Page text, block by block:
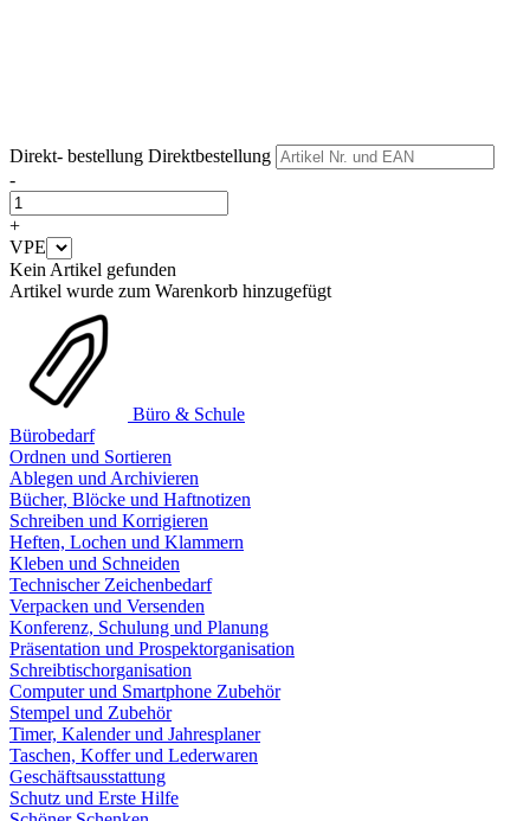
Direkt- bestellung Direktbestellung
-
+
VPE
Kein Artikel gefunden
Artikel wurde zum Warenkorb hinzugefügt
Büro & Schule
Bürobedarf
Ordnen und Sortieren
Ablegen und Archivieren
Bücher, Blöcke und Haftnotizen
Schreiben und Korrigieren
Heften, Lochen und Klammern
Kleben und Schneiden
Technischer Zeichenbedarf
Verpacken und Versenden
Konferenz, Schulung und Planung
Präsentation und Prospektorganisation
Schreibtischorganisation
Computer und Smartphone Zubehör
Stempel und Zubehör
Timer, Kalender und Jahresplaner
Taschen, Koffer und Lederwaren
Geschäftsausstattung
Schutz und Erste Hilfe